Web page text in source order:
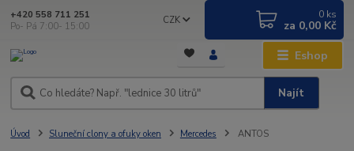
Eshop
CZK
Najít
+420 558 711 251
Po- Pá 7:00- 15:00
0 ks
za 0,00 Kč
Úvod Sluneční clony a ofuky oken Mercedes ANTOS